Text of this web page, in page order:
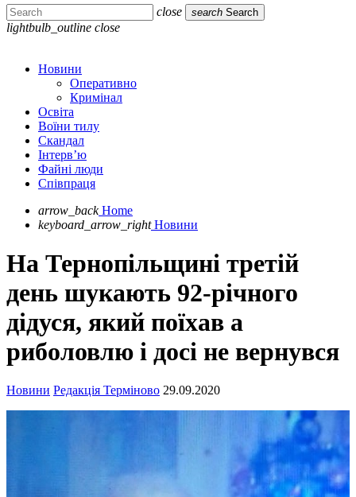
close search Search
lightbulb_outline close
Новини
Оперативно
Кримінал
Освіта
Воїни тилу
Скандал
Інтерв’ю
Файні люди
Співпраця
arrow_back Home
keyboard_arrow_right Новини
На Тернопільщині третій
день шукають 92-річного
дідуся, який поїхав а
риболовлю і досі не вернувся
Новини Редакція Терміново 29.09.2020